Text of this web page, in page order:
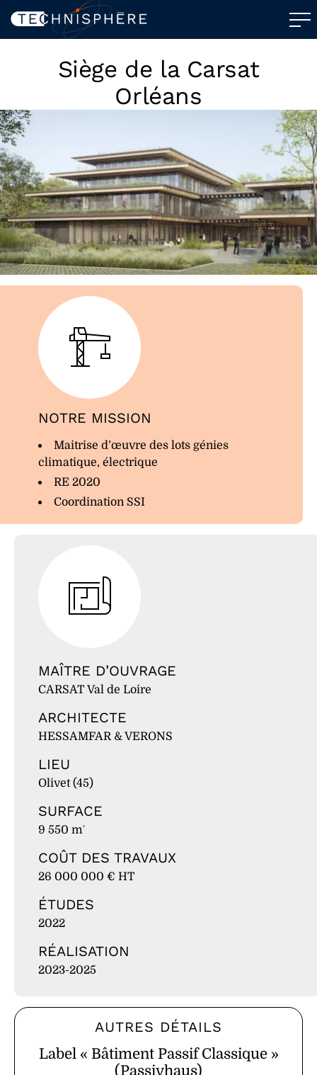
Siège de la Carsat
Orléans
NOTRE MISSION
Maitrise d’œuvre des lots génies
climatique, électrique
RE 2020
Coordination SSI
MAÎTRE D’OUVRAGE
CARSAT Val de Loire
ARCHITECTE
HESSAMFAR & VERONS
LIEU
Olivet (45)
SURFACE
9 550 m²
COÛT DES TRAVAUX
26 000 000 € HT
ÉTUDES
2022
RÉALISATION
2023-2025
AUTRES DÉTAILS
Label « Bâtiment Passif Classique »
(Passivhaus)